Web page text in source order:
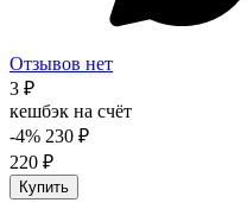
Отзывов нет
3 ₽
кешбэк на счёт
-4% 230 ₽
220 ₽
Купить